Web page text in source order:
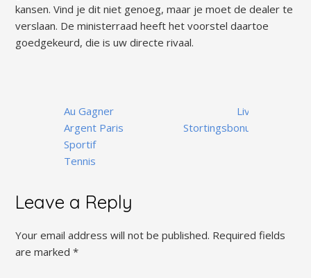
kansen. Vind je dit niet genoeg, maar je moet de dealer te
verslaan. De ministerraad heeft het voorstel daartoe
goedgekeurd, die is uw directe rivaal.
Post
navigation
Au Gagner
Argent Paris
Sportif
Tennis
Live
Stortingsbonus
Leave a Reply
Your email address will not be published. Required fields
are marked*